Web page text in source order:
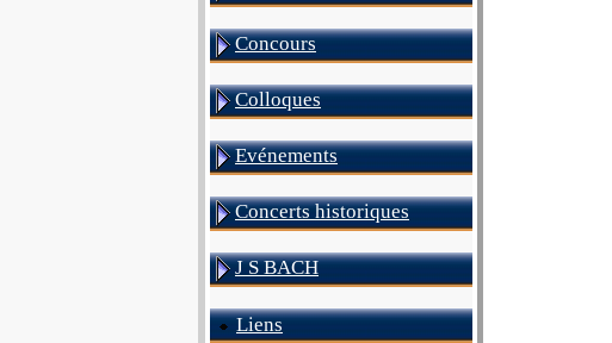
Concours
Colloques
Evénements
Concerts historiques
J S BACH
Liens